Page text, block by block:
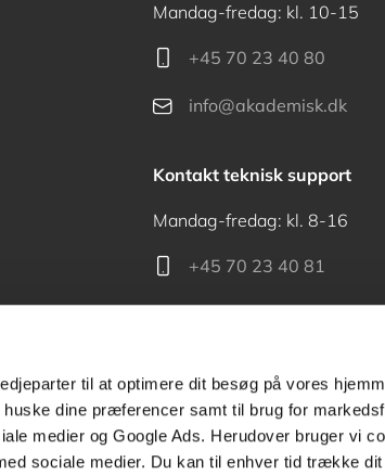
til at optimere dit besøg på vores
dine præferencer samt til brug for
medier og Google Ads. Herudover bruger vi
sociale medier. Du kan til enhver tid trække
Mandag-fredag: kl. 10-15
+45 70 23 40 80
info@akademisk.dk
Kontakt teknisk support
Mandag-fredag: kl. 8-16
+45 70 23 40 81
Kontakt receptionen